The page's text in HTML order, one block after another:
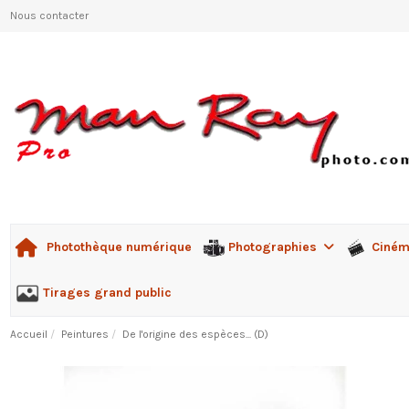
Nous contacter
Photothèque numérique Photographies
Tirages grand public
Accueil Peintures De l'origine des espèces... (D)